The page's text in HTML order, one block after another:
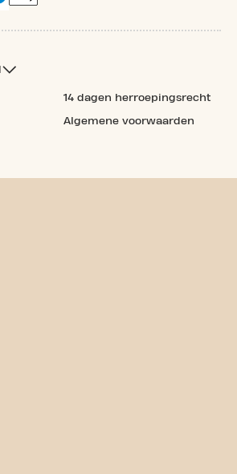
14 dagen herroepingsrecht
Algemene voorwaarden